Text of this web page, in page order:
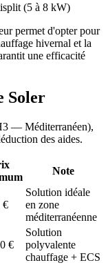
(5 à 8 kW)
permet d'opter pour
hivernal et la
une efficacité
Soler
— Méditerranéen),
des aides.
Note
€
Solution idéale
en zone
méditerranéenne
€
Solution
polyvalente
chauffage + ECS